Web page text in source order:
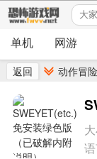
单机 网游
返回 动作冒
术